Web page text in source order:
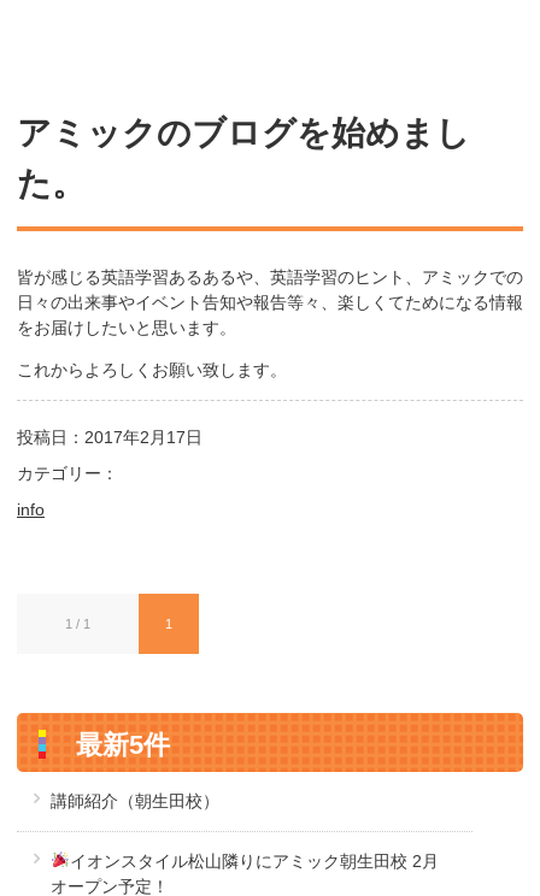
アミックのブログを始めまし
た。
皆が感じる英語学習あるあるや、英語学習のヒント、アミックでの
日々の出来事やイベント告知や報告等々、楽しくてためになる情報
をお届けしたいと思います。
これからよろしくお願い致します。
投稿日：2017年2月17日
カテゴリー：
info
1 / 1 1
最新5件
講師紹介（朝生田校）
イオンスタイル松山隣りにアミック朝生田校 2月
オープン予定！